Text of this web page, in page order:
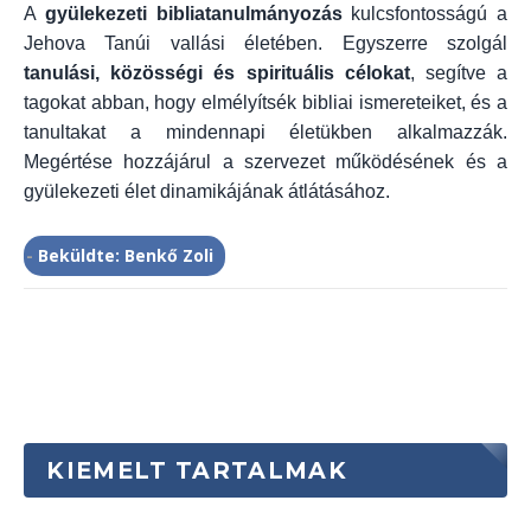
A gyülekezeti bibliatanulmányozáskulcsfontosságú a
Jehova Tanúi vallási életében. Egyszerre szolgál
tanulási, közösségi és spirituális célokat, segítve a
tagokat abban, hogy elmélyítsék bibliai ismereteiket, és a
tanultakat a mindennapi életükben alkalmazzák.
Megértése hozzájárul a szervezet működésének és a
gyülekezeti élet dinamikájának átlátásához.
- Beküldte: Benkő Zoli
KIEMELT TARTALMAK